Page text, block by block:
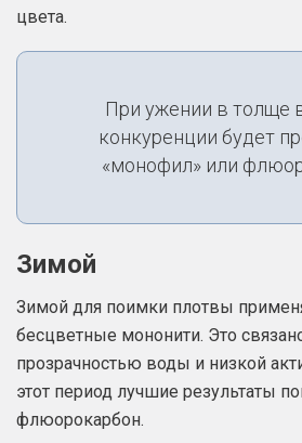
цвета.
При ужении в толще
конкуренции будет
«монофил» или
Зимой
Зимой для поимки плотвы
бесцветные мононити. Это
прозрачностью воды и низкой
этот период лучшие результаты
флюорокарбон.